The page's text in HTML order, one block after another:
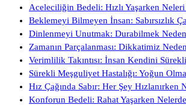
Aceleciliğin Bedeli: Hızlı Yaşarken Neleri
Beklemeyi Bilmeyen İnsan: Sabırsızlık
Dinlenmeyi Unutmak: Durabilmek
Zamanın Parçalanması: Dikkatimiz
Verimlilik Takıntısı: İnsan Kendini
Sürekli Meşguliyet Hastalığı: Yoğun
Hız Çağında Sabır: Her Şey
Konforun Bedeli: Rahat Yaşarken